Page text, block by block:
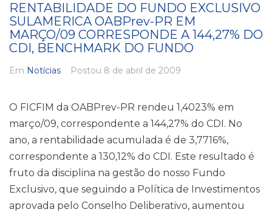
RENTABILIDADE DO FUNDO EXCLUSIVO
SULAMERICA OABPrev-PR EM
MARÇO/09 CORRESPONDE A 144,27% DO
CDI, BENCHMARK DO FUNDO
Em Notícias Postou 8 de abril de 2009
O FICFIM da OABPrev-PR rendeu 1,4023% em
março/09, correspondente a 144,27% do CDI. No
ano, a rentabilidade acumulada é de 3,7716%,
correspondente a 130,12% do CDI. Este resultado é
fruto da disciplina na gestão do nosso Fundo
Exclusivo, que seguindo a Política de Investimentos
aprovada pelo Conselho Deliberativo, aumentou